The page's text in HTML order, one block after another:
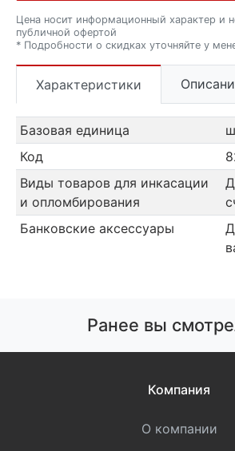
Цена носит информационный характер и
публичной офертой
* Подробности о скидках уточняйте у
Характеристики
Базовая единица
Код
Виды товаров для инкасации
и опломбирования
Банковские аксессуары
Ранее вы
Компания
О компании